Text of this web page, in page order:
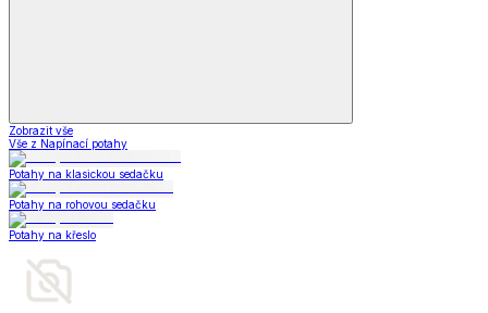
Zobrazit vše
Vše z Napínací potahy
Potahy na klasickou sedačku
Potahy na rohovou sedačku
Potahy na křeslo